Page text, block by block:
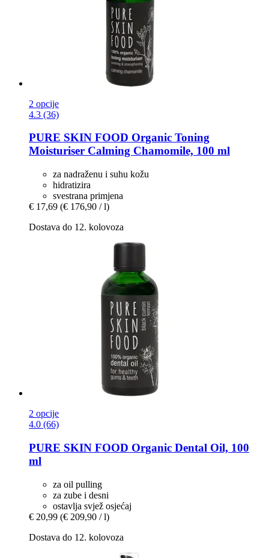
2 opcije
4.3 (36)
PURE SKIN FOOD Organic Toning
Moisturiser Calming Chamomile, 100 ml
za nadraženu i suhu kožu
hidratizira
svestrana primjena
€ 17,69 (€ 176,90 / l)
Dostava do 12. kolovoza
2 opcije
4.0 (66)
PURE SKIN FOOD Organic Dental Oil, 100
ml
za oil pulling
za zube i desni
ostavlja svjež osjećaj
€ 20,99 (€ 209,90 / l)
Dostava do 12. kolovoza